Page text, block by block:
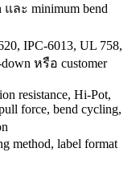
ละ minimum bend
IPC-6013, UL 758,
หรือ customer
resistance, Hi-Pot,
force, bend cycling,
method, label format